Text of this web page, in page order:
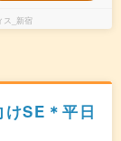
_新宿
SE＊平日